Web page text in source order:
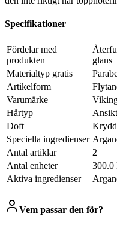
Specifikationer
Fördelar med
produkten
glans
Materialtyp gratis
Artikelform
Varumärke
Hårtyp
Doft
Speciella ingredienser
Antal artiklar
2
Antal enheter
Aktiva ingredienser
Vem passar den för?